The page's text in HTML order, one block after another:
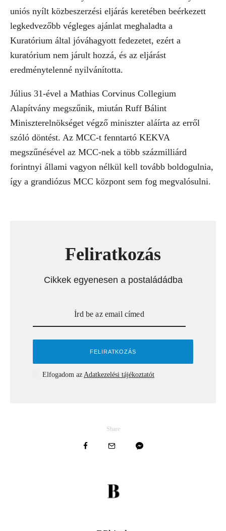
uniós nyílt közbeszerzési eljárás keretében beérkezett
legkedvezőbb végleges ajánlat meghaladta a
Kuratórium által jóváhagyott fedezetet, ezért a
kuratórium nem járult hozzá, és az eljárást
eredménytelenné nyilvánította.
Július 31-ével a Mathias Corvinus Collegium
Alapítvány megszűnik, miután Ruff Bálint
Miniszterelnökséget végző miniszter aláírta az erről
szóló döntést. Az MCC-t fenntartó KEKVA
megszűnésével az MCC-nek a több százmilliárd
forintnyi állami vagyon nélkül kell tovább boldogulnia,
így a grandiózus MCC központ sem fog megvalósulni.
Feliratkozás
Cikkek egyenesen a postaládádba
Elfogadom az Adatkezelési tájékoztatót
Share